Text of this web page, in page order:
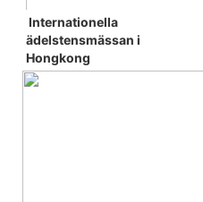
Internationella
ädelstensmässan i
Hongkong